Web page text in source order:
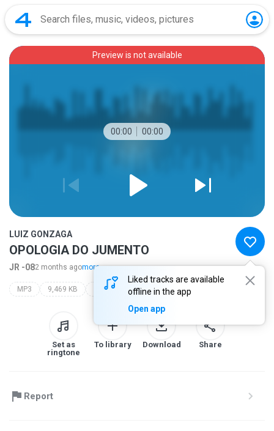
Preview is not available
00:00 00:00
Liked tracks are available
offline in the app
Open app
LUIZ GONZAGA
OPOLOGIA DO JUMENTO
JR -082 months agomore...
MP3 9,469 KB xote e forró vol 2 | www.djblackmix.com.br luiz gonzaga
Set as
ringtone
To library Download Share
Report